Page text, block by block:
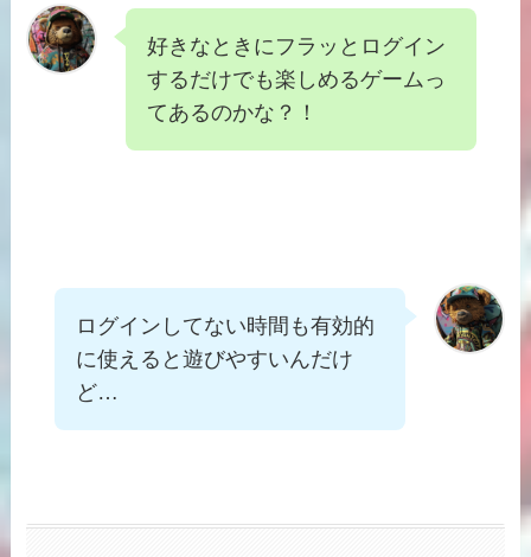
好きなときにフラッとログイン
するだけでも楽しめるゲームっ
てあるのかな？！
ログインしてない時間も有効的
に使えると遊びやすいんだけ
ど…